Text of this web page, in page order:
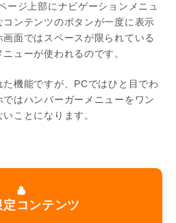
ージ上部にナビゲーションメニュ
ンテンツのボタンが一度に表示
面ではスペースが限られている
ューが使われるのです。
機能ですが、PCではひと目でわ
はハンバーガーメニューをワン
ことになります。
コンテンツ